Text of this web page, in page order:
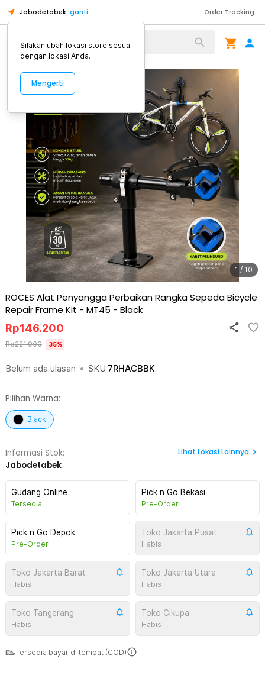
Jabodetabek ganti Order Tracking
Alat Kopi
1 / 10
ROCES Alat Penyangga Perbaikan Rangka Sepeda Bicycle
Repair Frame Kit - MT45 - Black
Belum ada ulasan • SKU 7RHACBBK
Rp146.200
Rp221.900 35%
Pilihan Warna:
Black
Informasi Stok:
Jabodetabek
Lihat Lokasi Lainnya
Gudang Online
Tersedia
Pick n Go Bekasi
Pre-Order
Pick n Go Depok
Pre-Order
Toko Jakarta Pusat
Habis
Toko Jakarta Barat
Habis
Toko Jakarta Utara
Habis
Toko Tangerang
Habis
Toko Cikupa
Habis
Tersedia bayar di tempat (COD)
Silakan ubah lokasi store sesuai
dengan lokasi Anda.
Mengerti